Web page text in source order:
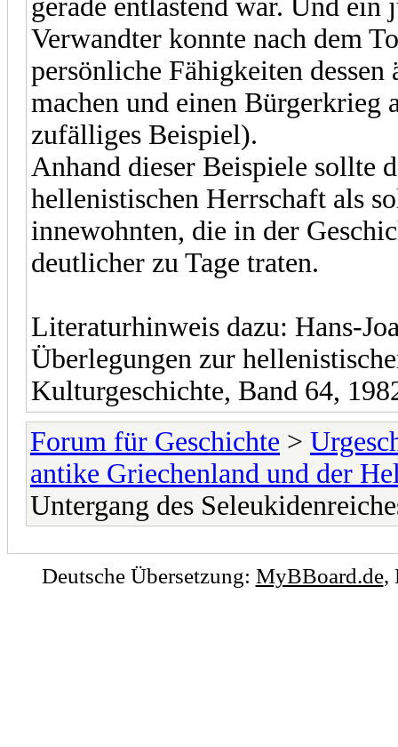
gerade entlastend war. Und ein
Verwandter konnte nach dem
persönliche Fähigkeiten
machen und einen Bürgerkrieg
zufälliges Beispiel).
Anhand dieser Beispiele sollte
hellenistischen Herrschaft als
innewohnten, die in der
deutlicher zu Tage traten.
Literaturhinweis dazu: Hans-
Überlegungen zur
Kulturgeschichte, Band 64,
Forum für Geschichte >
antike Griechenland und der
Untergang des
Deutsche Übersetzung: MyBBoard.de,